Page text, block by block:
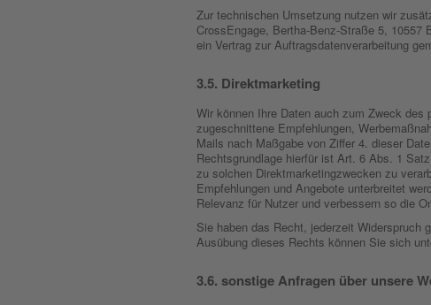
Zur technischen Umsetzung nutzen wir
CrossEngage, Bertha-Benz-Straße 5, 10557
ein Vertrag zur Auftragsdatenverarbeitung
Direktmarketing
Wir können Ihre Daten auch zum Zweck
zugeschnittene Empfehlungen,
Mails nach Maßgabe von Ziffer 4. dieser
Rechtsgrundlage hierfür ist Art. 6 Abs. 1
zu solchen Direktmarketingzwecken zu
Empfehlungen und Angebote unterbreitet
Relevanz für Nutzer und verbessern so die
Sie haben das Recht, jederzeit Widerspruch
Ausübung dieses Rechts können Sie sich
sonstige Anfragen über unsere